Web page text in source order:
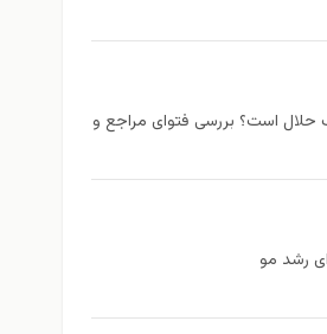
حلال است؟ بررسی فتوای مراجع و
رشد مو